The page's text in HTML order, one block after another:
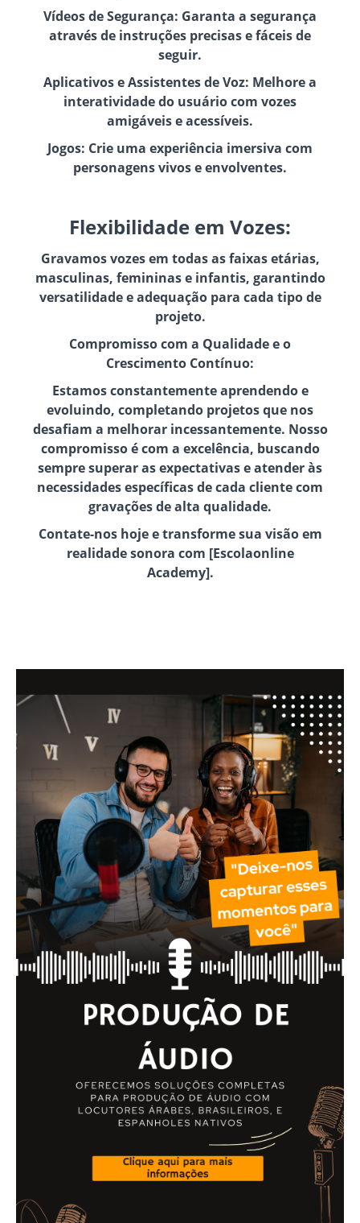
Vídeos de Segurança: Garanta a segurança
através de instruções precisas e fáceis de
seguir.
Aplicativos e Assistentes de Voz: Melhore a
interatividade do usuário com vozes
amigáveis e acessíveis.
Jogos: Crie uma experiência imersiva com
personagens vivos e envolventes.
Flexibilidade em Vozes:
Gravamos vozes em todas as faixas etárias,
masculinas, femininas e infantis, garantindo
versatilidade e adequação para cada tipo de
projeto.
Compromisso com a Qualidade e o
Crescimento Contínuo:
Estamos constantemente aprendendo e
evoluindo, completando projetos que nos
desafiam a melhorar incessantemente. Nosso
compromisso é com a excelência, buscando
sempre superar as expectativas e atender às
necessidades específicas de cada cliente com
gravações de alta qualidade.
Contate-nos hoje e transforme sua visão em
realidade sonora com [Escolaonline
Academy].